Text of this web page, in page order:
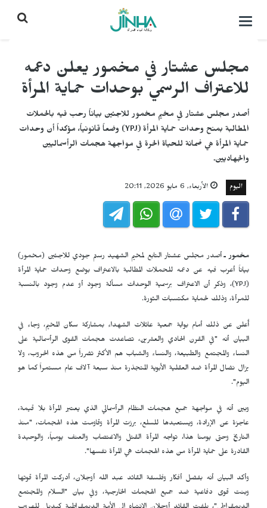
التحكم
مجلس عشتار في مخمور يعلن دعمه
للاعتراف الرسمي بوحدات حماية المرأة
أصدر مجلس عشتار في مخيم مخمور للاجئين بياناً رحب فيه بالحملات
المطالبة بمنح وحدات حماية المرأة (YPJ) وضعاً قانونياً، مؤكداً أن وحدات
حماية المرأة هي ضمانة للحياة الحرة في مواجهة هجمات الرأسماليين
والجهاديين.
اليوم الأربعاء, 6 مايو 2026, 20:11
مخمور ـأصدر مجلس عشتار التابع لمخيم الشهيد رستم جودي للاجئين (مخمور)
بياناً أعرب فيه عن دعمه للحملات المطالبة بالاعتراف بوضع وحدات حماية المرأة
(
YPJ)، وذكر أن الاعتراف برسمية الوحدات مسألة وجود أو عدم وجود بالنسبة
للمرأة، وذلك لحماية مكتسبات الثورة.
أُعلن عن ذلك أمام بوابة جمعية عائلات الشهداء بمشاركة سكان المخيم، وجاء في
البيان أنه "في القرن الحادي والعشرين، تصاعدت هجمات القوى الرأسمالية على
النساء والمجتمع والطبيعة، والنساء والشباب هم الأكثر تضرراً من هذه الحروب، ولا
يزال نضال المرأة ضد العقلية الأبوية المتجذرة منذ سبعة آلاف عام مستمراً كما هو
اليوم".
وبين أنه في مواجهة جميع هجمات النظام الرأسمالي الذي يعتبر المرأة بلا قيمة،
عاجزة عن الإرادة، ويستعبدها للسلع، برزت المرأة وقاومت هذه الهجمات، "منذ
التاريخ وحتى يومنا هذا، تواجه المرأة القتل والاغتصاب والعنف يومياً، والوحيدة
القادرة على حماية المرأة من هذه الهجمات هي المرأة نفسها".
وأكد البيان أنه بفضل أفكار وفلسفة القائد عبد الله أوجلان، أدركت المرأة قوتها
وبنت قوى دفاعية ضد جميع الهجمات الخارجية، وفي بيان "السلام والمجتمع